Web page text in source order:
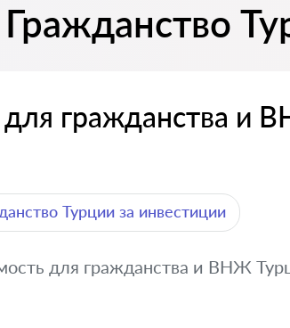
гражданства и
Турции за инвестиции
для гражданства и ВНЖ